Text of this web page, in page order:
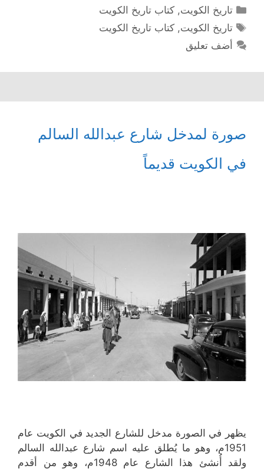
التصنيفات
تاريخ الكويت,كتاب تاريخ الكويت
الوسوم
تاريخ الكويت,كتاب تاريخ الكويت
أضف تعليق
صورة لمدخل شارع عبدالله السالم
في الكويت قديماً
يظهر في الصورة مدخل للشارع الجديد في الكويت عام
1951م، وهو ما يُطلق عليه اسم شارع عبدالله السالم
ولقد أُنشئ هذا الشارع عام 1948م، وهو من أقدم